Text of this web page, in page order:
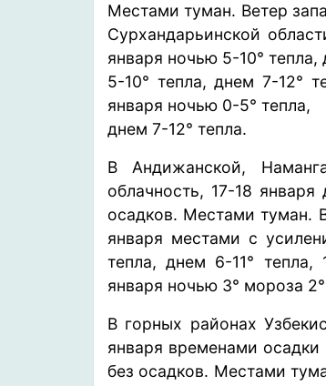
Местами туман. Ветер
Сурхандарьинской
января ночью 5-10°
5-10° тепла, днем 7-12°
января ночью 0-5° тепла,
днем 7-12° тепла.
В Андижанской,
облачность, 17-18
осадков. Местами туман.
января местами с
тепла, днем 6-11°
января ночью 3° мороза
В горных районах
января временами осадки
без осадков. Местами